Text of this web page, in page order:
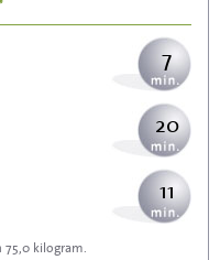
7
20
11
75,0 kilogram.